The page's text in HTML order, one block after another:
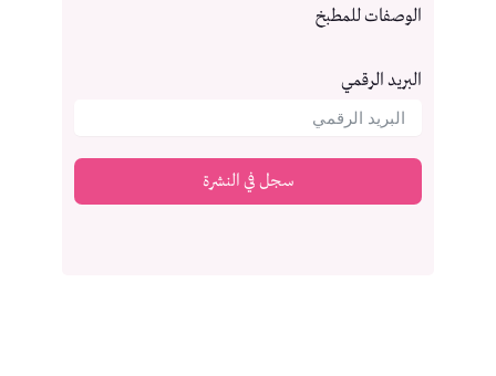
الوصفات للمطبخ
البريد الرقمي
سجل في النشرة